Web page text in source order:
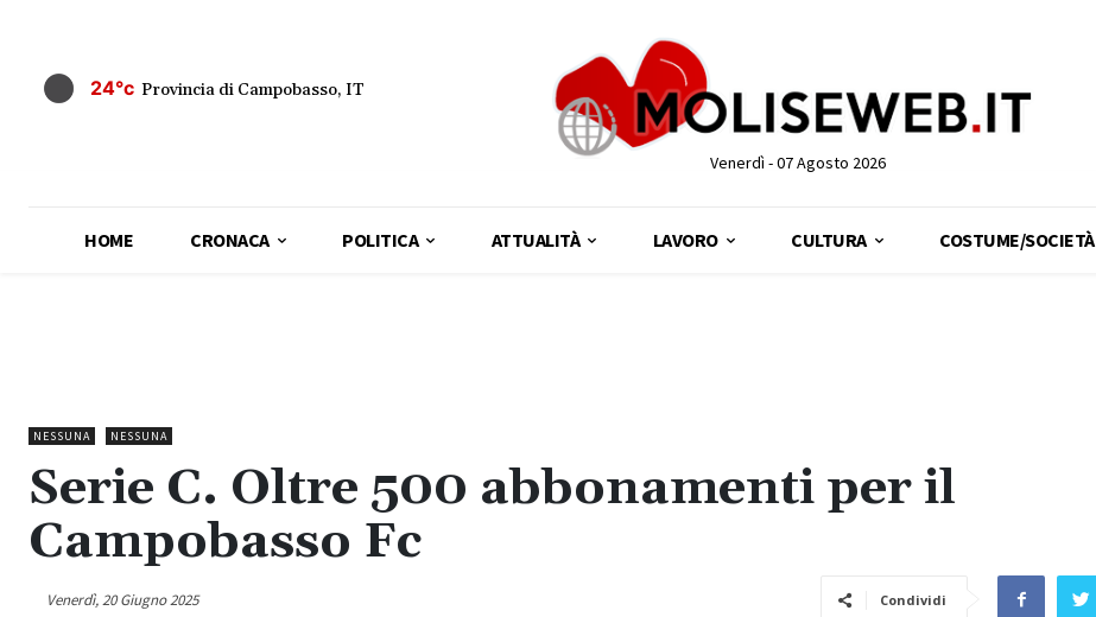
24°c Provincia di Campobasso, IT
Venerdì - 07 Agosto 2026
HOME CRONACA POLITICA ATTUALITÀ LAVORO CULTURA COSTUME/SOCIETÀ
NESSUNA NESSUNA
Serie C. Oltre 500 abbonamenti per il
Campobasso Fc
Venerdì, 20 Giugno 2025 Condividi